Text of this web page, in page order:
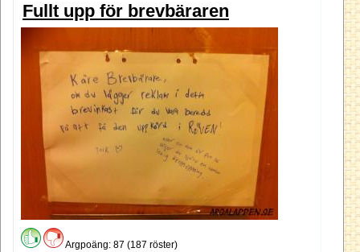
Fullt upp för brevbäraren
Argpoäng: 87 (187 röster)